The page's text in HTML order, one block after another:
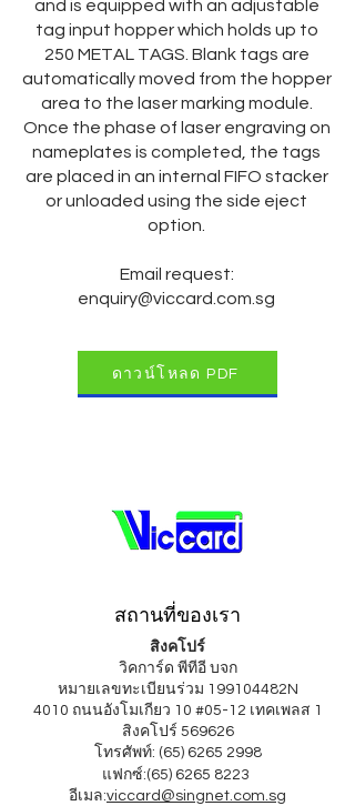
and is equipped with an adjustable
tag input hopper which holds up to
250 METAL TAGS. Blank tags are
automatically moved from the hopper
area to the laser marking module.
Once the phase of laser engraving on
nameplates is completed, the tags
are placed in an internal FIFO stacker
or unloaded using the side eject
option.
Email request:
enquiry@viccard.com.sg
ดาวน์โหลด PDF
สถานที่ของเรา
สิงคโปร์
วิคการ์ด พีทีอี บจก
หมายเลขทะเบียนร่วม 199104482N
4010 ถนนอังโมเกียว 10 #05-12 เทคเพลส 1
สิงคโปร์ 569626
โทรศัพท์: (65) 6265 2998
แฟกซ์:(65) 6265 8223
อีเมล:viccard@singnet.com.sg